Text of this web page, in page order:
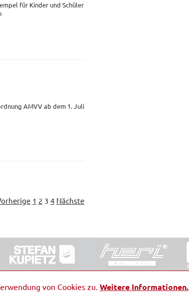
von Cookies zu. Weitere Informationen.
für Kinder und Schüler
AMVV ab dem 1. Juli
1 2 3 4 Nächste
Impressum Barrierefreiheit Kontakt Datenschutz